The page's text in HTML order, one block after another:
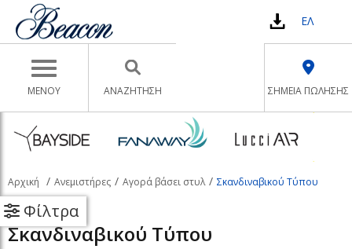
Toggle navigation
ΜΕΝΟΥ
ΕΛ
ΣΗΜΕΙΑ ΠΩΛΗΣΗΣ
ΑΝΑΖΉΤΗΣΗ
Αρχική Ανεμιστήρες Αγορά βάσει στυλ Σκανδιναβικού Τύπου
Φίλτρα
Σκανδιναβικού Τύπου